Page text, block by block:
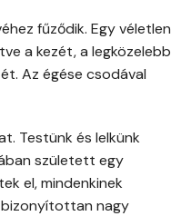
fűződik. Egy véletlen
a kezét, a legközelebb
Az égése csodával
Testünk és lelkünk
született egy
el, mindenkinek
bizonyítottan nagy